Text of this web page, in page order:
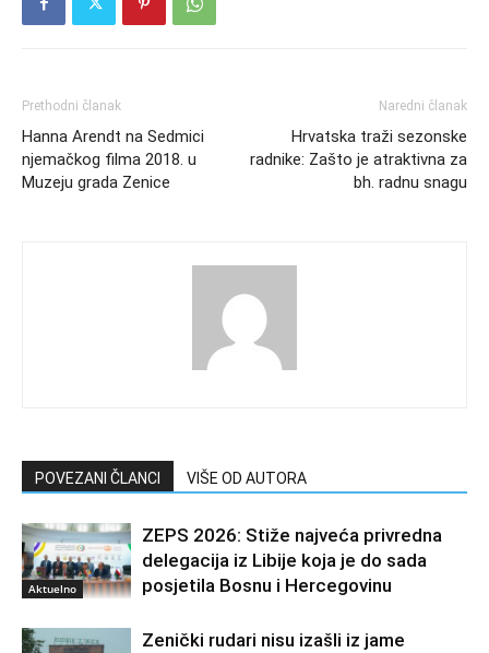
Prethodni članak
Hanna Arendt na Sedmici
njemačkog filma 2018. u
Muzeju grada Zenice
Naredni članak
Hrvatska traži sezonske
radnike: Zašto je atraktivna za
bh. radnu snagu
POVEZANI ČLANCI VIŠE OD AUTORA
Aktuelno
ZEPS 2026: Stiže najveća privredna
delegacija iz Libije koja je do sada
posjetila Bosnu i Hercegovinu
Zenički rudari nisu izašli iz jame